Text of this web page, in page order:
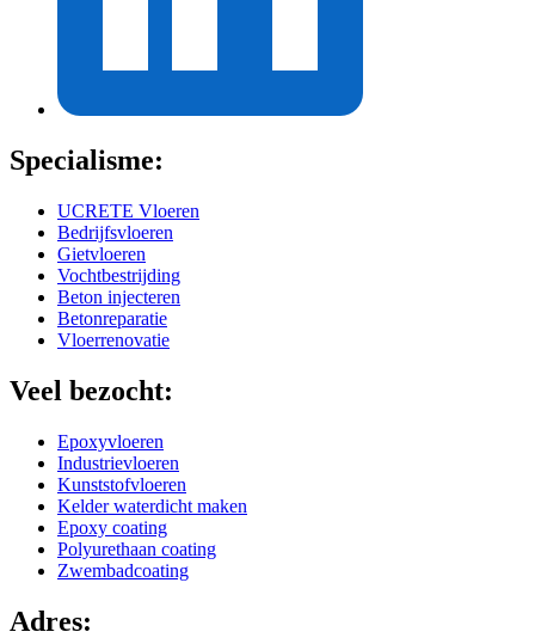
Specialisme:
UCRETE Vloeren
Bedrijfsvloeren
Gietvloeren
Vochtbestrijding
Beton injecteren
Betonreparatie
Vloerrenovatie
Veel bezocht:
Epoxyvloeren
Industrievloeren
Kunststofvloeren
Kelder waterdicht maken
Epoxy coating
Polyurethaan coating
Zwembadcoating
Adres: